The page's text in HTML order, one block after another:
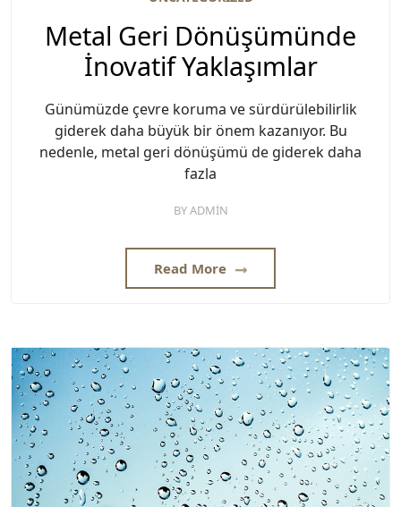
Metal Geri Dönüşümünde
İnovatif Yaklaşımlar
Günümüzde çevre koruma ve sürdürülebilirlik
giderek daha büyük bir önem kazanıyor. Bu
nedenle, metal geri dönüşümü de giderek daha
fazla
BYADMIN
Read More